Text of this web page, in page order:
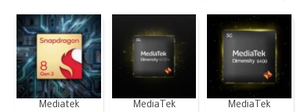
MediaTek
MediaTek
Mediatek